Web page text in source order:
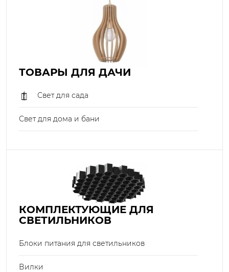
ТОВАРЫ ДЛЯ ДАЧИ
Свет для сада
Свет для дома и бани
КОМПЛЕКТУЮЩИЕ ДЛЯ
СВЕТИЛЬНИКОВ
Блоки питания для светильников
Вилки